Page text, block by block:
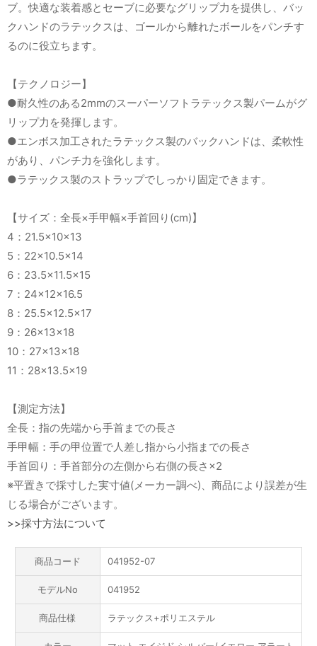
ブ。快適な装着感とセーブに必要なグリップ力を提供し、バッ
クハンドのラテックスは、ゴールから離れたボールをパンチす
るのに役立ちます。
【テクノロジー】
●耐久性のある2mmのスーパーソフトラテックス製パームがグ
リップ力を発揮します。
●エンボス加工されたラテックス製のバックハンドは、柔軟性
があり、パンチ力を強化します。
●ラテックス製のストラップでしっかり固定できます。
【サイズ：全長×手甲幅×手首回り(cm)】
4：21.5×10×13
5：22×10.5×14
6：23.5×11.5×15
7：24×12×16.5
8：25.5×12.5×17
9：26×13×18
10：27×13×18
11：28×13.5×19
【測定方法】
全長：指の先端から手首までの長さ
手甲幅：手の甲位置で人差し指から小指までの長さ
手首回り：手首部分の左側から右側の長さ×2
※平置きで採寸した実寸値(メーカー調べ)、商品により誤差が生
じる場合がございます。
>>採寸方法について
商品コード 041952-07
モデルNo 041952
商品仕様 ラテックス+ポリエステル